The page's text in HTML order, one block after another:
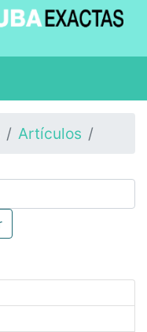
Artículos